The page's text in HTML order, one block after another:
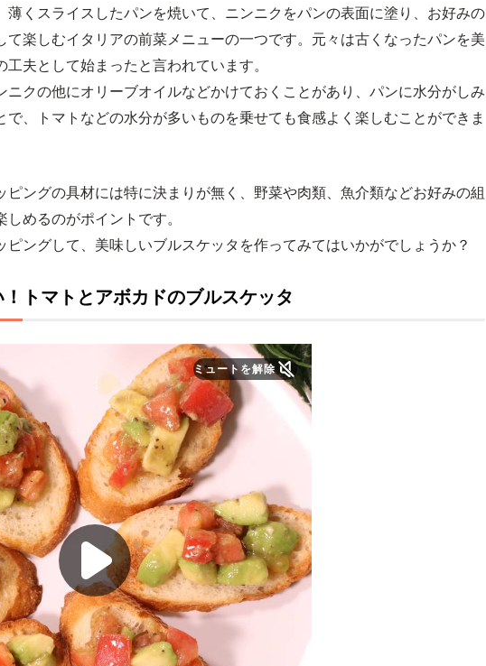
薄くスライスしたパンを焼いて、ニンニクをパンの表面に塗り、お好みの
て楽しむイタリアの前菜メニューの一つです。元々は古くなったパンを美
夫として始まったと言われています。
ニクの他にオリーブオイルなどかけておくことがあり、パンに水分がしみ
で、トマトなどの水分が多いものを乗せても食感よく楽しむことができま
ピングの具材には特に決まりが無く、野菜や肉類、魚介類などお好みの組
めるのがポイントです。
ピングして、美味しいブルスケッタを作ってみてはいかがでしょうか？
トマトとアボカドのブルスケッタ
ミュートを解除